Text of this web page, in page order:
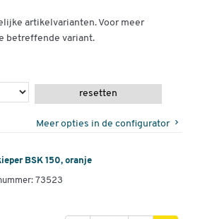
artikelvarianten. Voor meer
betreffende variant.
resetten
Meer opties in de configurator
BSK 150, oranje
73523